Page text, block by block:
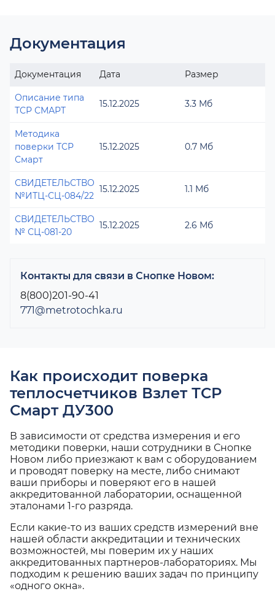
Документация
Документация Дата Размер
Описание типа
ТСР СМАРТ
15.12.2025 3.3 Мб
Методика
поверки ТСР
Смарт
15.12.2025 0.7 Мб
СВИДЕТЕЛЬСТВО
№ИТЦ-СЦ-084/22
15.12.2025 1.1 Мб
СВИДЕТЕЛЬСТВО
№ СЦ-081-20
15.12.2025 2.6 Мб
Контакты для связи в Снопке Новом:
8(800)201-90-41
771@metrotochka.ru
Как происходит поверка
теплосчетчиков Взлет ТСР
Смарт ДУ300
В зависимости от средства измерения и его
методики поверки, наши сотрудники в Снопке
Новом либо приезжают к вам с оборудованием
и проводят поверку на месте, либо снимают
ваши приборы и поверяют его в нашей
аккредитованной лаборатории, оснащенной
эталонами 1-го разряда.
Если какие-то из ваших средств измерений вне
нашей области аккредитации и технических
возможностей, мы поверим их у наших
аккредитованных партнеров-лабораториях. Мы
подходим к решению ваших задач по принципу
«одного окна».